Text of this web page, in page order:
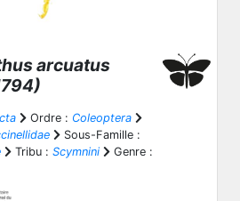
arcuatus
Ordre : Coleoptera
Sous-Famille :
Tribu : Scymnini
Genre :